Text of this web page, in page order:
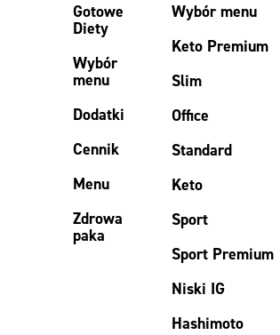
Gotowe
Diety
Wybór
menu
Dodatki
Cennik
Menu
Zdrowa
paka
Wybór menu
Keto Premium
Slim
Office
Standard
Keto
Sport
Sport Premium
Niski IG
Hashimoto